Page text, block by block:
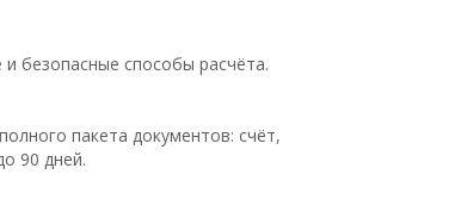
безопасные способы расчёта.
пакета документов: счёт,
90 дней.